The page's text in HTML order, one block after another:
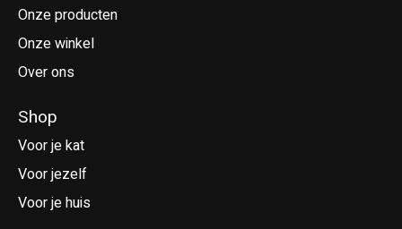
Onze producten
Onze winkel
Over ons
Shop
Voor je kat
Voor jezelf
Voor je huis